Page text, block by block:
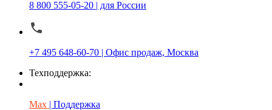
8 800 555-05-20 | для России
+7 495 648-60-70 | Офис продаж, Москва
Техподдержка:
Max | Поддержка